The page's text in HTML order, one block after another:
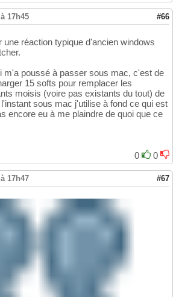
17h45 #66
une réaction typique d'ancien windows
m'a poussé à passer sous mac, c'est de
15 softs pour remplacer les
moisis (voire pas existants du tout) de
sous mac j'utilise à fond ce qui est
encore eu à me plaindre de quoi que ce
0
0
17h47 #67